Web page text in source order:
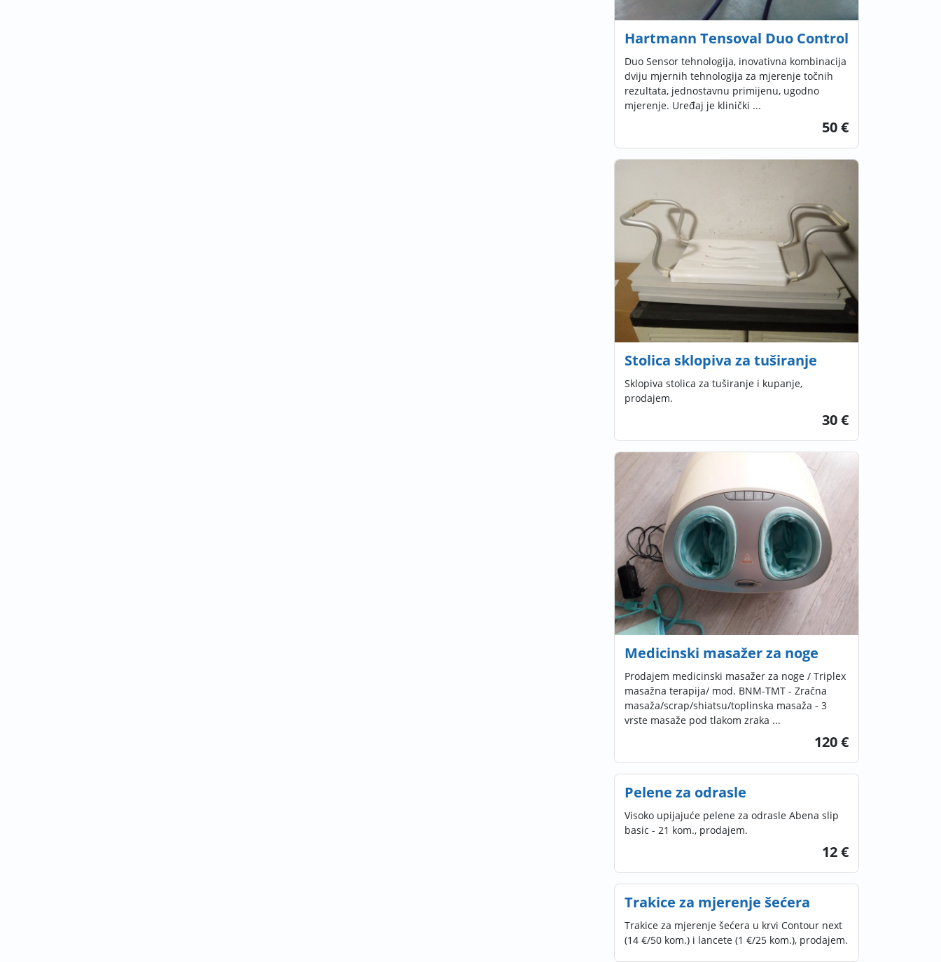
Hartmann Tensoval Duo Control
Duo Sensor tehnologija, inovativna kombinacija
dviju mjernih tehnologija za mjerenje točnih
rezultata, jednostavnu primijenu, ugodno
mjerenje. Uređaj je klinički ...
50 €
Stolica sklopiva za tuširanje
Sklopiva stolica za tuširanje i kupanje,
prodajem.
30 €
Medicinski masažer za noge
Prodajem medicinski masažer za noge / Triplex
masažna terapija/ mod. BNM-TMT - Zračna
masaža/scrap/shiatsu/toplinska masaža - 3
vrste masaže pod tlakom zraka ...
120 €
Pelene za odrasle
Visoko upijajuće pelene za odrasle Abena slip
basic - 21 kom., prodajem.
12 €
Trakice za mjerenje šećera
Trakice za mjerenje šećera u krvi Contour next
(14 €/50 kom.) i lancete (1 €/25 kom.), prodajem.